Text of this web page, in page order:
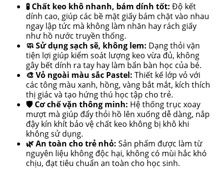
🧪 Chất keo khô nhanh, bám dính tốt: Độ kết
dính cao, giúp các bề mặt giấy bám chặt vào nhau
ngay lập tức mà không làm nhăn hay rách giấy
như hồ nước truyền thống.
🧼 Sử dụng sạch sẽ, không lem: Dạng thỏi vặn
tiện lợi giúp kiểm soát lượng keo vừa đủ, không
gây bết dính ra tay hay làm bẩn bàn học của bé.
🎨 Vỏ ngoài màu sắc Pastel: Thiết kế lớp vỏ với
các tông màu xanh, hồng, vàng bắt mắt, kích thích
thị giác và tạo hứng thú học tập cho trẻ.
🛡️ Cơ chế vặn thông minh: Hệ thống trục xoay
mượt mà giúp đẩy thỏi hồ lên xuống dễ dàng, nắp
đậy kín khít bảo vệ chất keo không bị khô khi
không sử dụng.
🌿 An toàn cho trẻ nhỏ: Sản phẩm được làm từ
nguyên liệu không độc hại, không có mùi hắc khó
chịu, đạt tiêu chuẩn an toàn cho học sinh.